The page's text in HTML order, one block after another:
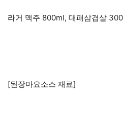
라거 맥주 800ml, 대패삼겹살
[된장마요소스 재료]